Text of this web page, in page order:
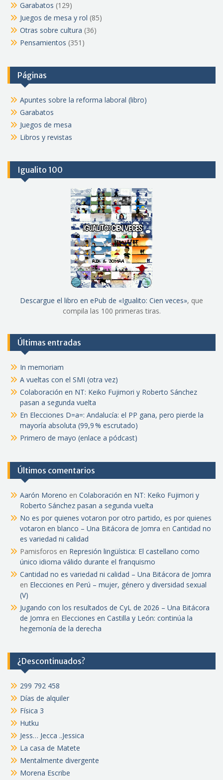
Garabatos (129)
Juegos de mesa y rol (85)
Otras sobre cultura (36)
Pensamientos (351)
Páginas
Apuntes sobre la reforma laboral (libro)
Garabatos
Juegos de mesa
Libros y revistas
Igualito 100
Descargue el libro en ePub de «Igualito: Cien veces», que
compila las 100 primeras tiras.
Últimas entradas
In memoriam
A vueltas con el SMI (otra vez)
Colaboración en NT: Keiko Fujimori y Roberto Sánchez
pasan a segunda vuelta
En Elecciones D=a=: Andalucía: el PP gana, pero pierde la
mayoría absoluta (99,9 % escrutado)
Primero de mayo (enlace a pódcast)
Últimos comentarios
Aarón Moreno en Colaboración en NT: Keiko Fujimori y
Roberto Sánchez pasan a segunda vuelta
No es por quienes votaron por otro partido, es por quienes
votaron en blanco – Una Bitácora de Jomra en Cantidad no
es variedad ni calidad
Pamisforos en Represión lingüística: El castellano como
único idioma válido durante el franquismo
Cantidad no es variedad ni calidad – Una Bitácora de Jomra
en Elecciones en Perú – mujer, género y diversidad sexual
(V)
Jugando con los resultados de CyL de 2026 – Una Bitácora
de Jomra en Elecciones en Castilla y León: continúa la
hegemonía de la derecha
¿Descontinuados?
299 792 458
Días de alquiler
Física 3
Hutku
Jess… Jecca ..Jessica
La casa de Matete
Mentalmente divergente
Morena Escribe